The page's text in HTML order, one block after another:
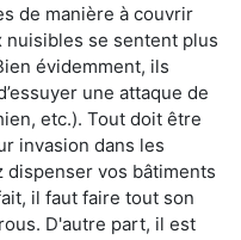
de manière à couvrir
se sentent plus
évidemment, ils
une attaque de
etc.). Tout doit être
invasion dans les
dispenser vos bâtiments
il faut faire tout son
D'autre part, il est